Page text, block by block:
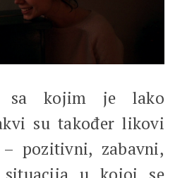
kojim je lako
su također likovi
pozitivni, zabavni,